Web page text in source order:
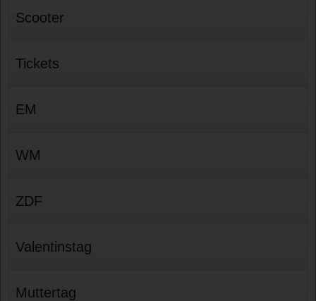
Scooter
Tickets
EM
WM
ZDF
Valentinstag
Muttertag